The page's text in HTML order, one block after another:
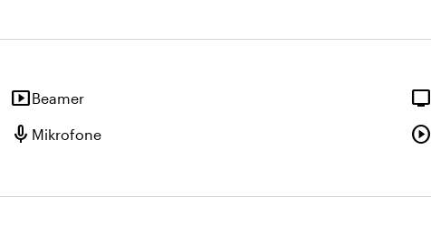
smart_displayBeamer tv
mic Mikrofone play_circle